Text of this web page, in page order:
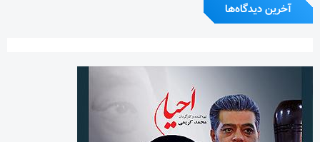
آخرین دیدگاه‌ها